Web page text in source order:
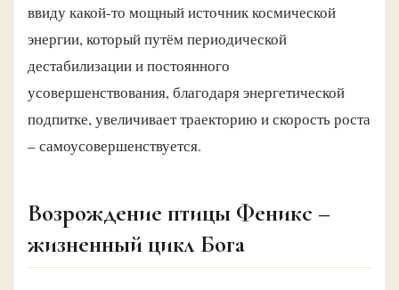
ввиду какой-то мощный источник космической
энергии, который путём периодической
дестабилизации и постоянного
усовершенствования, благодаря энергетической
подпитке, увеличивает траекторию и скорость роста
– самоусовершенствуется.
Возрождение птицы Феникс –
жизненный цикл Бога